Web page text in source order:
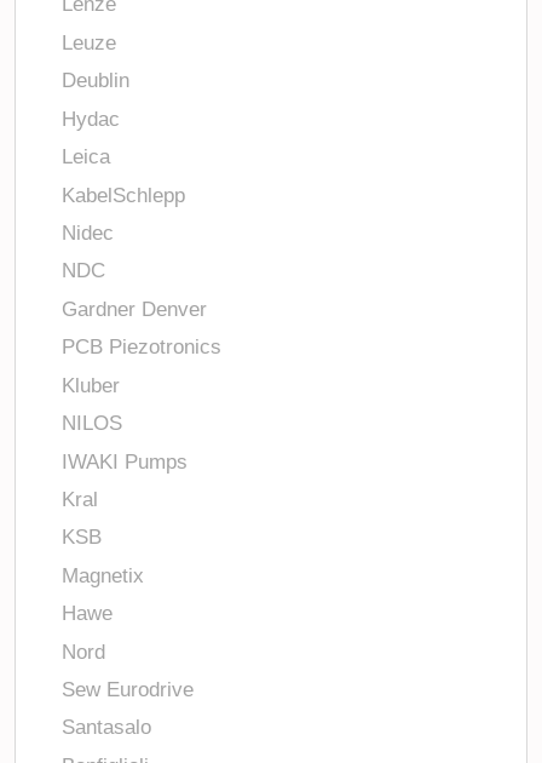
Leuze
Deublin
Hydac
Leica
KabelSchlepp
Nidec
NDC
Gardner Denver
PCB Piezotronics
Kluber
NILOS
IWAKI Pumps
Kral
KSB
Magnetix
Hawe
Nord
Sew Eurodrive
Santasalo